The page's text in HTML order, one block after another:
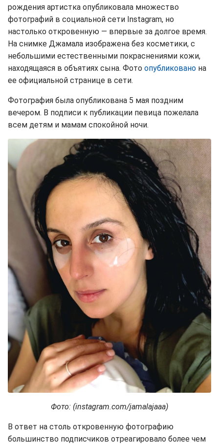
рождения артистка опубликовала множество
фотографий в социальной сети Instagram, но
настолько откровенную — впервые за долгое время.
На снимке Джамала изображена без косметики, с
небольшими естественными покраснениями кожи,
находящаяся в объятиях сына. Фото опубликовано на
ее официальной странице в сети.
Фотография была опубликована 5 мая поздним
вечером. В подписи к публикации певица пожелала
всем детям и мамам спокойной ночи.
Фото: (instagram.com/jamalajaaa)
В ответ на столь откровенную фотографию
большинство подписчиков отреагировало более чем